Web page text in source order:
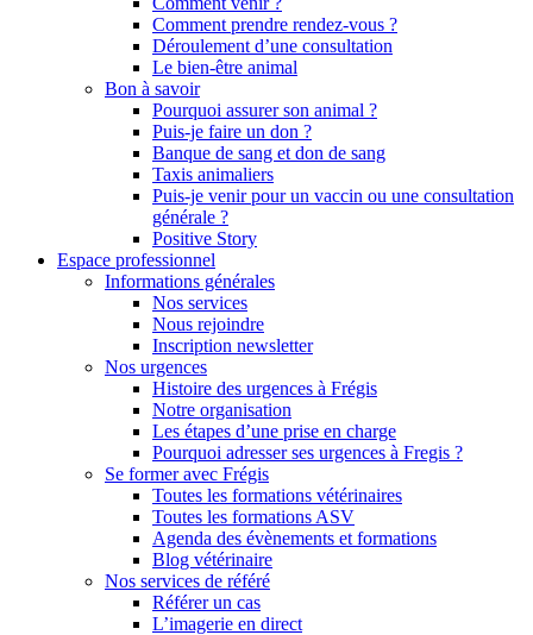
Comment prendre rendez-vous ?
Déroulement d’une consultation
Le bien-être animal
Bon à savoir
Pourquoi assurer son animal ?
Puis-je faire un don ?
Banque de sang et don de sang
Taxis animaliers
Puis-je venir pour un vaccin ou une consultation
générale ?
Positive Story
Espace professionnel
Informations générales
Nos services
Nous rejoindre
Inscription newsletter
Nos urgences
Histoire des urgences à Frégis
Notre organisation
Les étapes d’une prise en charge
Pourquoi adresser ses urgences à Fregis ?
Se former avec Frégis
Toutes les formations vétérinaires
Toutes les formations ASV
Agenda des évènements et formations
Blog vétérinaire
Nos services de référé
Référer un cas
L’imagerie en direct